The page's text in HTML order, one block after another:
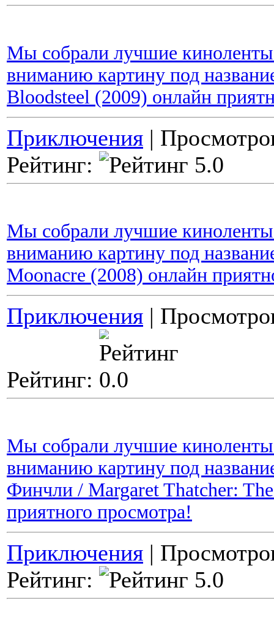
Мы собрали лучшие киноленты
вниманию картину под
Bloodsteel (2009) онлайн
Приключения |
Рейтинг:
Мы собрали лучшие киноленты
вниманию картину под
Moonacre (2008) онлайн
Приключения |
Рейтинг:
Мы собрали лучшие киноленты
вниманию картину под
Финчли / Margaret Thatcher:
приятного просмотра!
Приключения |
Рейтинг: